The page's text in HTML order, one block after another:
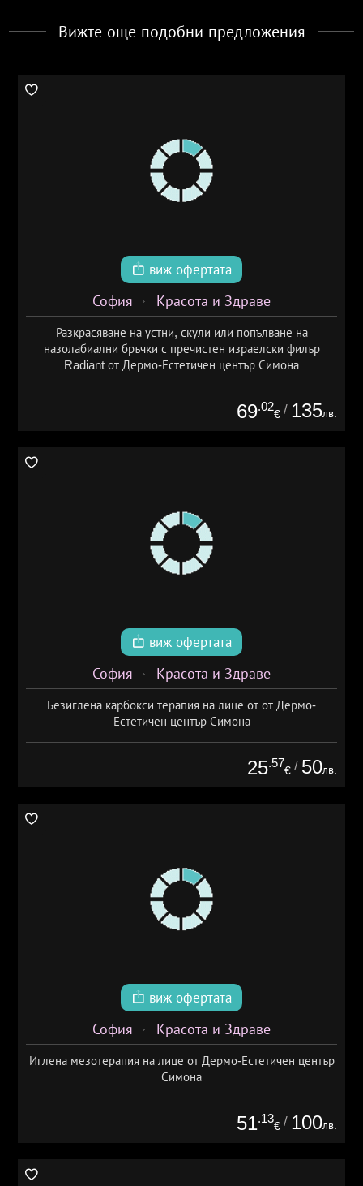
Вижте още подобни предложения
виж офертата
София Красота и Здраве
Разкрасяване на устни, скули или попълване на
назолабиални бръчки с пречистен израелски филър
Radiant от Дермо-Естетичен център Симона
69.02
€ / 135лв.
виж офертата
София Красота и Здраве
Безиглена карбокси терапия на лице от от Дермо-
Естетичен център Симона
25.57
€ / 50лв.
виж офертата
София Красота и Здраве
Иглена мезотерапия на лице от Дермо-Естетичен център
Симона
51.13
€ / 100лв.